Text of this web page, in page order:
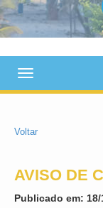
Toggle
navigation
Voltar
AVISO DE
Publicado em: 18/